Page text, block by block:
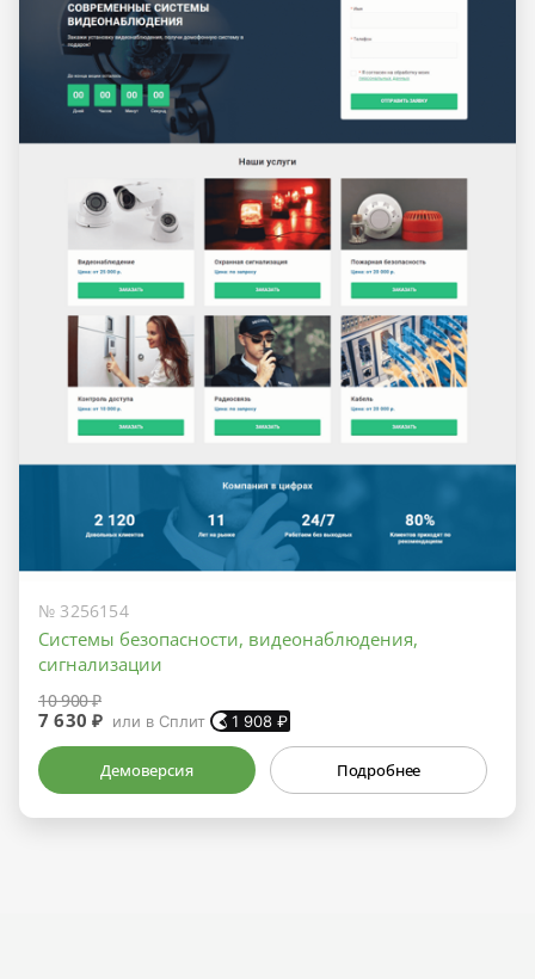
№ 3256154
Системы безопасности, видеонаблюдения,
сигнализации
10 900 ₽
7 630 ₽ или в Сплит 1 908 ₽
Демоверсия Подробнее